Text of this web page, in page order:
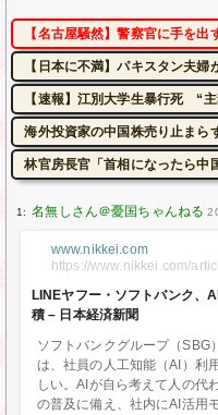
【名古屋騒然】警察官に手を
【日本に不満】パキスタン夫
【速報】江別大学生暴行死 “
海外投資家の中国株売り止ま
林官房長官「首相になったら
1:
www.nikkei.com
https://www.nikkei.com/
LINEヤフー・ソフトバンク
積 – 日本経済新聞
ソフトバンクグループ（SBG
は、社員の人工知能（AI）利
しい。AIが自ら考えて人の代
の普及に備え、社内にAI活用